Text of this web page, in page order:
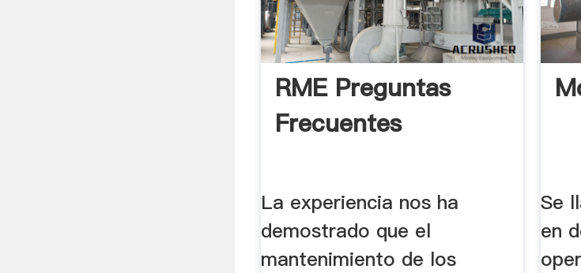
RME Preguntas
Frecuentes
La experiencia nos ha
demostrado que el
mantenimiento de los
Se
en